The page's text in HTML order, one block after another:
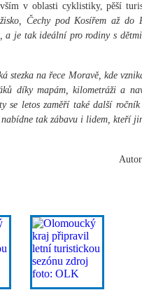
v oblasti cyklistiky, pěší
Čechy pod Kosířem až
a je tak ideální pro rodiny s
stezka na řece Moravě, kde
díky mapám, kilometráži a
se letos zaměří také další
tak zábavu i lidem, kteří